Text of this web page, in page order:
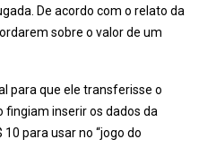
De acordo com o relato da
sobre o valor de um
para que ele transferisse o
fingiam inserir os dados da
para usar no “jogo do